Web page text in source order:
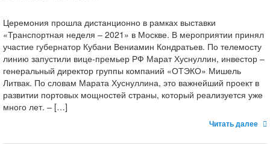
Церемония прошла дистанционно в рамках выставки
«Транспортная неделя – 2021» в Москве. В мероприятии принял
участие губернатор Кубани Вениамин Кондратьев. По телемосту
линию запустили вице-премьер РФ Марат Хуснуллин, инвестор –
генеральный директор группы компаний «ОТЭКО» Мишель
Литвак. По словам Марата Хуснуллина, это важнейший проект в
развитии портовых мощностей страны, который реализуется уже
много лет. – […]
Читать далее